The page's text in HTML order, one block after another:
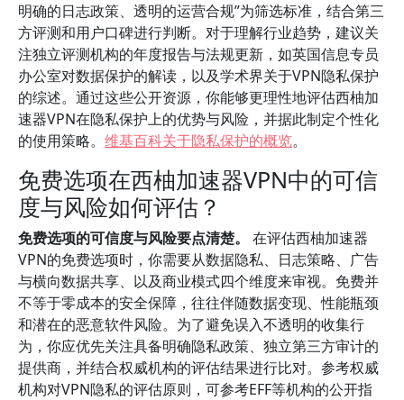
明确的日志政策、透明的运营合规”为筛选标准，结合第三
方评测和用户口碑进行判断。对于理解行业趋势，建议关
注独立评测机构的年度报告与法规更新，如英国信息专员
办公室对数据保护的解读，以及学术界关于VPN隐私保护
的综述。通过这些公开资源，你能够更理性地评估西柚加
速器VPN在隐私保护上的优势与风险，并据此制定个性化
的使用策略。 维基百科关于隐私保护的概览。
免费选项在西柚加速器VPN中的可信
度与风险如何评估？
免费选项的可信度与风险要点清楚。
在评估西柚加速器
VPN的免费选项时，你需要从数据隐私、日志策略、广告
与横向数据共享、以及商业模式四个维度来审视。免费并
不等于零成本的安全保障，往往伴随数据变现、性能瓶颈
和潜在的恶意软件风险。为了避免误入不透明的收集行
为，你应优先关注具备明确隐私政策、独立第三方审计的
提供商，并结合权威机构的评估结果进行比对。参考权威
机构对VPN隐私的评估原则，可参考EFF等机构的公开指